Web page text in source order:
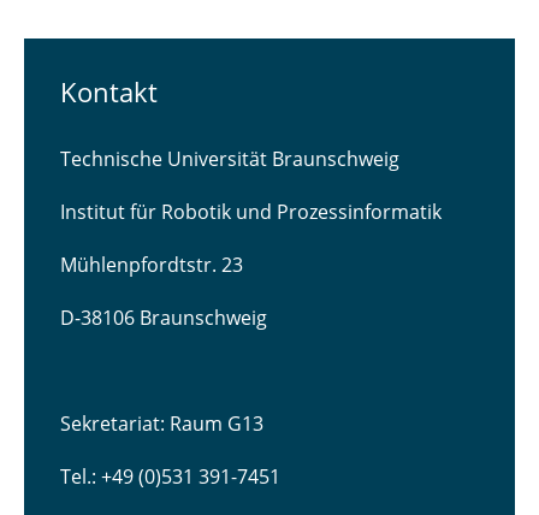
Kontakt
Technische Universität Braunschweig
Institut für Robotik und Prozessinformatik
Mühlenpfordtstr. 23
D-38106 Braunschweig
Sekretariat: Raum G13
Tel.: +49 (0)531 391-7451